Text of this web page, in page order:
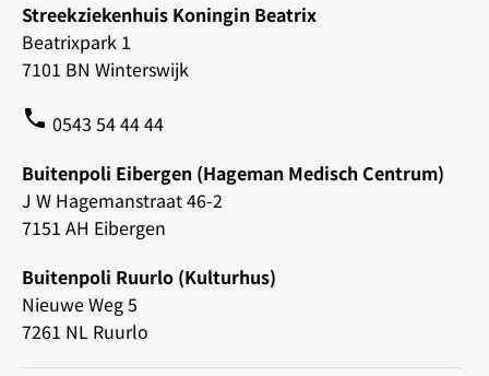
Streekziekenhuis Koningin Beatrix
Beatrixpark 1
7101 BN Winterswijk
phone 0543 54 44 44
Buitenpoli Eibergen (Hageman Medisch Centrum)
J W Hagemanstraat 46-2
7151 AH Eibergen
Buitenpoli Ruurlo (Kulturhus)
Nieuwe Weg 5
7261 NL Ruurlo